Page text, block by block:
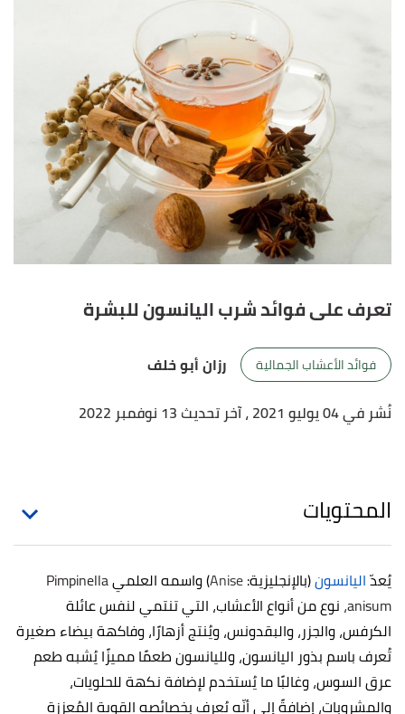
تعرف على فوائد شرب اليانسون للبشرة
فوائد الأعشاب الجمالية
رزان أبو خلف
نُشر في 04 يوليو 2021
، آخر تحديث 13 نوفمبر 2022
المحتويات
يُعدّاليانسون(بالإنجليزية:Anise) واسمه العلميPimpinella
anisum، نوع من أنواع الأعشاب، التي تنتمي لنفس عائلة
الكرفس، والجزر، والبقدونس،ويُنتج أزهارًا، وفاكهة بيضاء صغيرة
تُعرف باسم بذور اليانسون، ولليانسون طعمًا مميزًا يُشبه طعم
عرق السوس، وغالبًا ما يُستخدم لإضافة نكهة للحلويات،
والمشروبات، إضافةً إلى أنّه يُعرف بخصائصه القوية المُعززة